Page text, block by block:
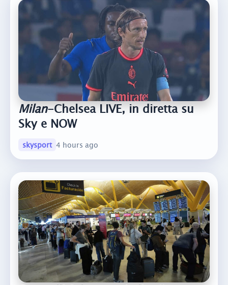
Milan-Chelsea LIVE, in diretta su
Sky e NOW
skysport 4 hours ago